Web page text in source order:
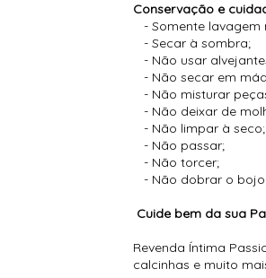
Conservação e
- Somente lavagem
- Secar à sombra;
- Não usar
- Não secar em
- Não misturar
- Não deixar de
- Não limpar à seco;
- Não passar;
- Não torcer;
- Não dobrar o
Cuide bem da sua
Revenda Íntima
calcinhas e muito